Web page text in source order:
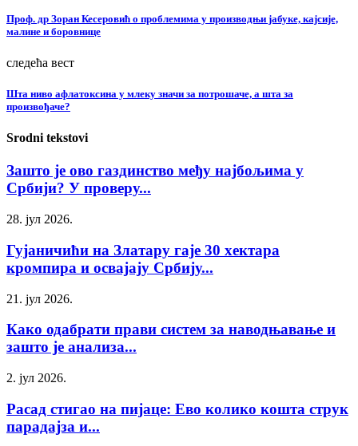
Проф. др Зоран Кесеровић о проблемима у производњи јабуке, кајсије,
малине и боровнице
следећа вест
Шта ниво афлатоксина у млеку значи за потрошаче, а шта за
произвођаче?
Srodni tekstovi
Зашто је ово газдинство међу најбољима у
Србији? У проверу...
28. јул 2026.
Гујаничићи на Златару гаје 30 хектара
кромпира и освајају Србију...
21. јул 2026.
Како одабрати прави систем за наводњавање и
зашто је анализа...
2. јул 2026.
Расад стигао на пијаце: Ево колико кошта струк
парадајза и...